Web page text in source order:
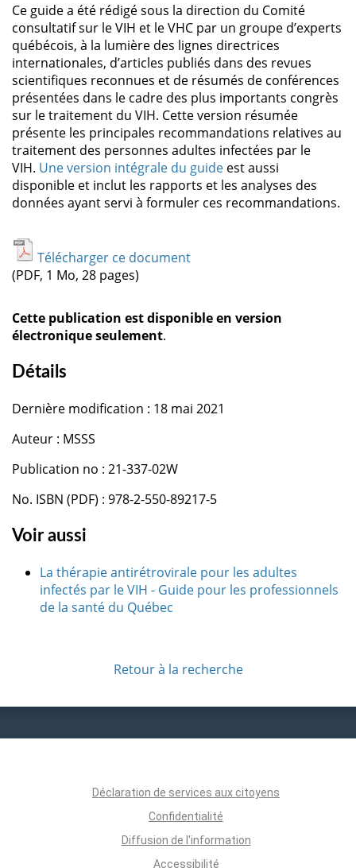
Ce guide a été rédigé sous la direction du Comité
consultatif sur le VIH et le VHC par un groupe d’experts
québécois, à la lumière des lignes directrices
internationales, d’articles publiés dans des revues
scientifiques reconnues et de résumés de conférences
présentées dans le cadre des plus importants congrès
sur le traitement du VIH. Cette version résumée
présente les principales recommandations relatives au
traitement des personnes adultes infectées par le
VIH. Une version intégrale du guide est aussi
disponible et inclut les rapports et les analyses des
données ayant servi à formuler ces recommandations.
Télécharger ce document
(PDF, 1 Mo, 28 pages)
Cette publication est disponible en version
électronique seulement.
Détails
Dernière modification : 18 mai 2021
Auteur : MSSS
Publication no : 21-337-02W
No. ISBN (PDF) : 978-2-550-89217-5
Voir aussi
La thérapie antirétrovirale pour les adultes
infectés par le VIH - Guide pour les professionnels
de la santé du Québec
Retour à la recherche
Déclaration de services aux citoyens
Confidentialité
Diffusion de l'information
Accessibilité